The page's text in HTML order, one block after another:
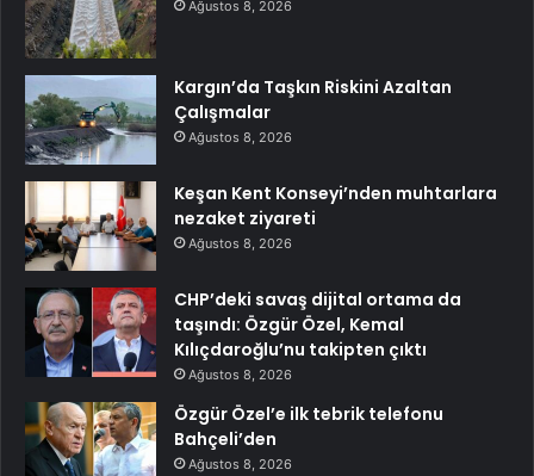
Ağustos 8, 2026
Kargın’da Taşkın Riskini Azaltan
Çalışmalar
Ağustos 8, 2026
Keşan Kent Konseyi’nden muhtarlara
nezaket ziyareti
Ağustos 8, 2026
CHP’deki savaş dijital ortama da
taşındı: Özgür Özel, Kemal
Kılıçdaroğlu’nu takipten çıktı
Ağustos 8, 2026
Özgür Özel’e ilk tebrik telefonu
Bahçeli’den
Ağustos 8, 2026